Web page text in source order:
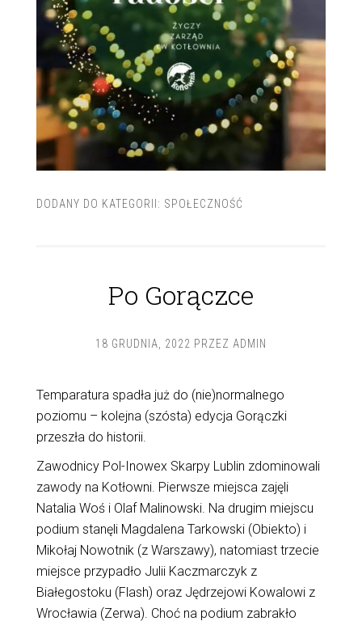
DODANY DO KATEGORII: SPOŁECZNOŚĆ
Po Gorączce
18 GRUDNIA, 2022 PRZEZ ADMIN
Temparatura spadła już do (nie)normalnego
poziomu – kolejna (szósta) edycja Gorączki
przeszła do historii.
Zawodnicy Pol-Inowex Skarpy Lublin zdominowali
zawody na Kotłowni. Pierwsze miejsca zajęli
Natalia Woś i Olaf Malinowski. Na drugim miejscu
podium stanęli Magdalena Tarkowski (Obiekto) i
Mikołaj Nowotnik (z Warszawy), natomiast trzecie
miejsce przypadło Julii Kaczmarczyk z
Białegostoku (Flash) oraz Jędrzejowi Kowalowi z
Wrocławia (Zerwa). Choć na podium zabrakło